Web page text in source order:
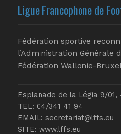
Ligue Francophone de
Fédération sportive
l’Administration Générale
Fédération Wallonie-
Esplanade de la Légia 9/01,
TEL: 04/341 41 94
EMAIL: secretariat@lffs.eu
SITE: www.lffs.eu